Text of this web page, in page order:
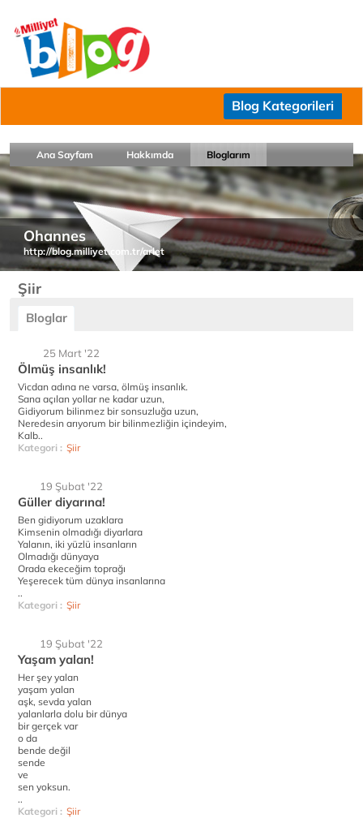
Blog Kategorileri
Ana Sayfam Hakkımda Bloglarım
Ohannes
http://blog.milliyet.com.tr/arlet
Şiir
Bloglar
25 Mart '22
Ölmüş insanlık!
Vicdan adına ne varsa, ölmüş insanlık.
Sana açılan yollar ne kadar uzun,
Gidiyorum bilinmez bir sonsuzluğa uzun,
Neredesin arıyorum bir bilinmezliğin içindeyim,
Kalb..
Kategori : Şiir
19 Şubat '22
Güller diyarına!
Ben gidiyorum uzaklara
Kimsenin olmadığı diyarlara
Yalanın, iki yüzlü insanların
Olmadığı dünyaya
Orada ekeceğim toprağı
Yeşerecek tüm dünya insanlarına
..
Kategori : Şiir
19 Şubat '22
Yaşam yalan!
Her şey yalan
yaşam yalan
aşk, sevda yalan
yalanlarla dolu bir dünya
bir gerçek var
o da
bende değil
sende
ve
sen yoksun.
..
Kategori : Şiir